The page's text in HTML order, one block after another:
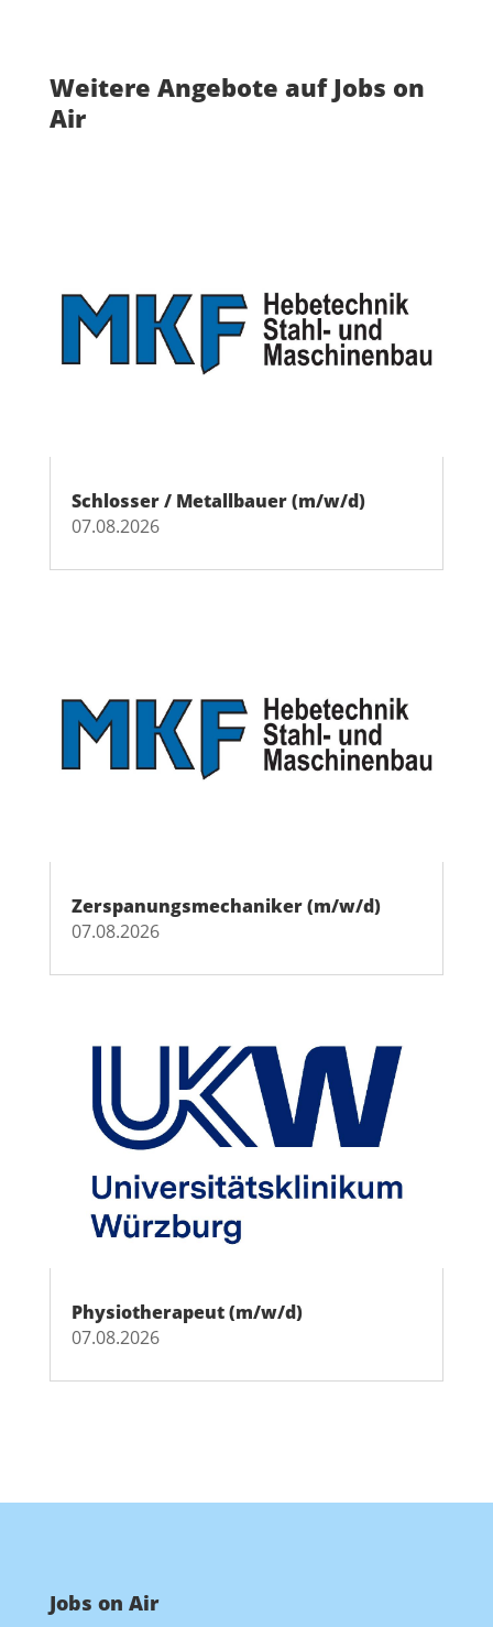
Weitere Angebote auf Jobs on
Air
Schlosser / Metallbauer (m/w/d)
07.08.2026
Zerspanungsmechaniker (m/w/d)
07.08.2026
Physiotherapeut (m/w/d)
07.08.2026
Jobs on Air